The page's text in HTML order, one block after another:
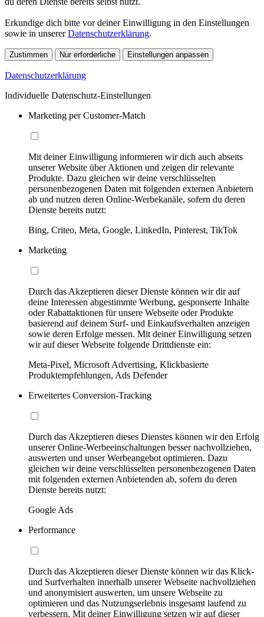
Erkundige dich bitte vor deiner Einwilligung in den Einstellungen
sowie in unsererDatenschutzerklärung.
Zustimmen Nur erforderliche Einstellungen anpassen
Datenschutzerklärung
Individuelle Datenschutz-Einstellungen
Marketing per Customer-Match
Mit deiner Einwilligung informieren wir dich auch abseits
unserer Website über Aktionen und zeigen dir relevante
Produkte. Dazu gleichen wir deine verschlüsselten
personenbezogenen Daten mit folgenden externen Anbietern
ab und nutzen deren Online-Werbekanäle, sofern du deren
Dienste bereits nutzt:
Bing, Criteo, Meta, Google, LinkedIn, Pinterest, TikTok
Marketing
Durch das Akzeptieren dieser Dienste können wir dir auf
deine Interessen abgestimmte Werbung, gesponserte Inhalte
oder Rabattaktionen für unsere Webseite oder Produkte
basierend auf deinem Surf- und Einkaufsverhalten anzeigen
sowie deren Erfolge messen. Mit deiner Einwilligung setzen
wir auf dieser Webseite folgende Drittdienste ein:
Meta-Pixel, Microsoft Advertising, Klickbasierte
Produktempfehlungen, Ads Defender
Erweitertes Conversion-Tracking
Durch das Akzeptieren dieses Dienstes können wir den Erfolg
unserer Online-Werbeeinschaltungen besser nachvollziehen,
auswerten und unser Werbeangebot optimieren. Dazu
gleichen wir deine verschlüsselten personenbezogenen Daten
mit folgenden externen Anbietenden ab, sofern du deren
Dienste bereits nutzt:
Google Ads
Performance
Durch das Akzeptieren dieser Dienste können wir das Klick-
und Surfverhalten innerhalb unserer Webseite nachvollziehen
und anonymisiert auswerten, um unsere Webseite zu
optimieren und das Nutzungserlebnis insgesamt laufend zu
verbessern. Mit deiner Einwilligung setzen wir auf dieser